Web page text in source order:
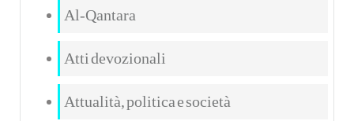
Al-Qantara
Atti devozionali
Attualità, politica e società